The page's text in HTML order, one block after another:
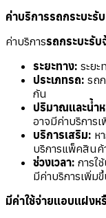
ค่าบริการรถกระบะรั
ค่าบริการรถกระบะรับ
ระยะทาง: ระยะ
ประเภทรถ: รถ
กัน
ปริมาณและน้ำ
อาจมีค่าบริการเ
บริการเสริม: ห
บริการแพ็คสินค้
ช่วงเวลา: การใ
มีค่าบริการเพิ่ม
มีค่าใช้จ่ายแอบแฝงห